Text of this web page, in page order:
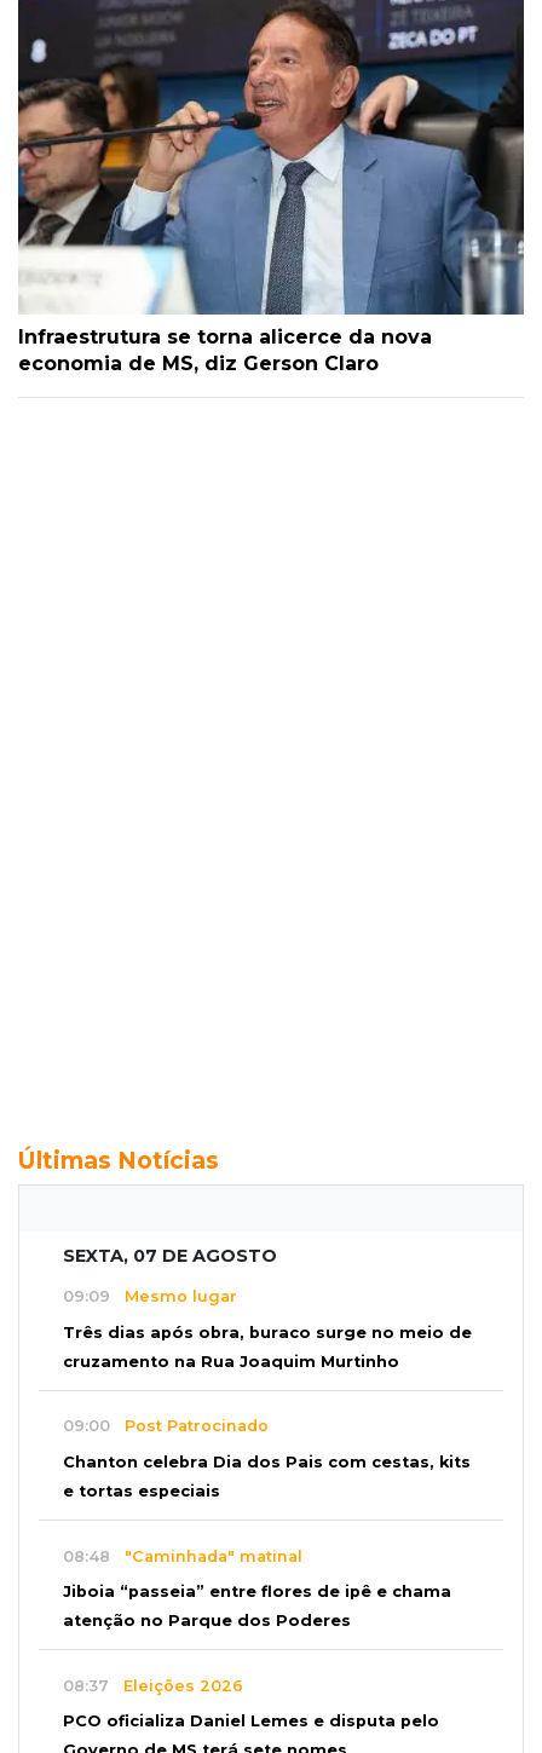
Infraestrutura se torna alicerce da nova
economia de MS, diz Gerson Claro
Últimas Notícias
SEXTA, 07 DE AGOSTO
09:09 Mesmo lugar
Três dias após obra, buraco surge no meio de
cruzamento na Rua Joaquim Murtinho
09:00 Post Patrocinado
Chanton celebra Dia dos Pais com cestas, kits
e tortas especiais
08:48 "Caminhada" matinal
Jiboia “passeia” entre flores de ipê e chama
atenção no Parque dos Poderes
08:37 Eleições 2026
PCO oficializa Daniel Lemes e disputa pelo